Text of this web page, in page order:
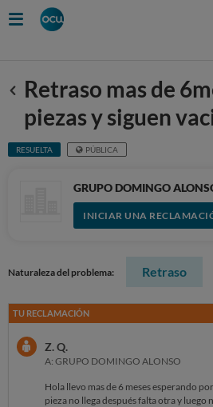
Anterior
Retraso mas de
piezas y siguen
RESUELTA PÚBLICA
GRUPO DOMINGO
INICIAR UNA
Naturaleza del problema: Retraso
TU RECLAMACIÓN
Z. Q.
A: GRUPO DOMINGO ALONSO
Hola llevo mas de 6 meses esperando
pieza no llega después falta otra y luego